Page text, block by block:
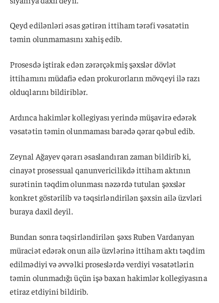
Qeyd edilənləri əsas gətirən ittiham tərəfi vəsatətin
təmin olunmamasını xahiş edib.
Prosesdə iştirak edən zərərçəkmiş şəxslər dövlət
ittihamını müdafiə edən prokurorların mövqeyi ilə razı
olduqlarını bildiriblər.
Ardınca hakimlər kollegiyası yerində müşavirə edərək
vəsatətin təmin olunmaması barədə qərar qəbul edib.
Zeynal Ağayev qərarı əsaslandıran zaman bildirib ki,
cinayət prosessual qanunvericilikdə ittiham aktının
surətinin təqdim olunması nəzərdə tutulan şəxslər
konkret göstərilib və təqsirləndirilən şəxsin ailə üzvləri
buraya daxil deyil.
Bundan sonra təqsirləndirilən şəxs Ruben Vardanyan
müraciət edərək onun ailə üzvlərinə ittiham aktı təqdim
edilmədiyi və əvvəlki proseslərdə verdiyi vəsatətlərin
təmin olunmadığı üçün işə baxan hakimlər kollegiyasına
etiraz etdiyini bildirib.